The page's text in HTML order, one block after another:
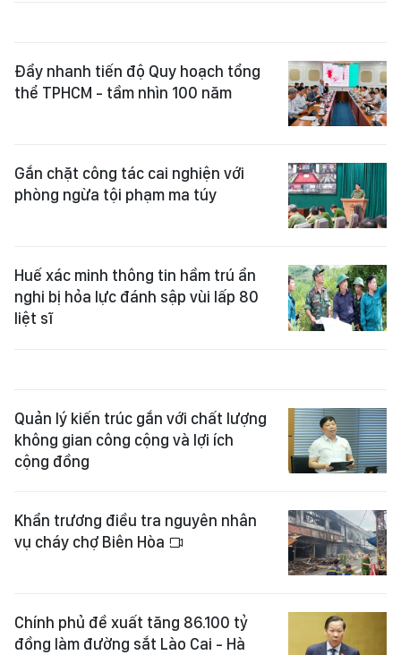
Đẩy nhanh tiến độ Quy hoạch tổng
thể TPHCM - tầm nhìn 100 năm
Gắn chặt công tác cai nghiện với
phòng ngừa tội phạm ma túy
Huế xác minh thông tin hầm trú ẩn
nghi bị hỏa lực đánh sập vùi lấp 80
liệt sĩ
Quản lý kiến trúc gắn với chất lượng
không gian công cộng và lợi ích
cộng đồng
Khẩn trương điều tra nguyên nhân
vụ cháy chợ Biên Hòa
Chính phủ đề xuất tăng 86.100 tỷ
đồng làm đường sắt Lào Cai - Hà